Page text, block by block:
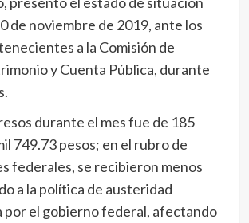
de noviembre de 2019, ante los
a la Comisión de
y Cuenta Pública, durante
durante el mes fue de 185
749.73 pesos; en el rubro de
federales, se recibieron menos
a la política de austeridad
por el gobierno federal, afectando